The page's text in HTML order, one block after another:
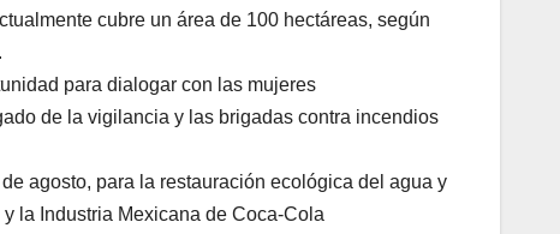
cubre un área de 100 hectáreas, según
para dialogar con las mujeres
de la vigilancia y las brigadas contra incendios
agosto, para la restauración ecológica del agua y
la Industria Mexicana de Coca-Cola